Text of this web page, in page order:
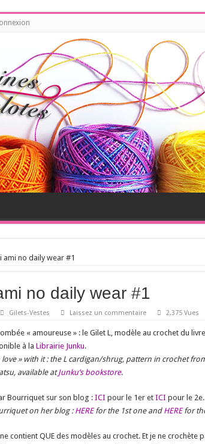
ami no daily wear #1
no daily wear #1
Gilets-Vestes Laissez un commentaire 2,375 Vues
« amoureuse » : le Gilet L, modèle au crochet du
à la Librairie Junku.
love » with it : the L cardigan/shrug, pattern in crochet
available atJunku’s bookstore.
Bourriquet sur son blog : ICI pour le 1er et ICI pour le 2e.
on her blog : HEREfor the 1st one and HEREfor
contient QUE des modèles au crochet. Et je ne crochète